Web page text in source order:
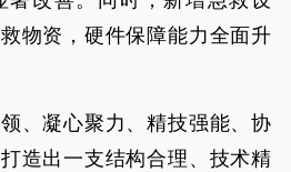
物资，硬件保障能力全面升
、凝心聚力、精技强能、协
造出一支结构合理、技术精